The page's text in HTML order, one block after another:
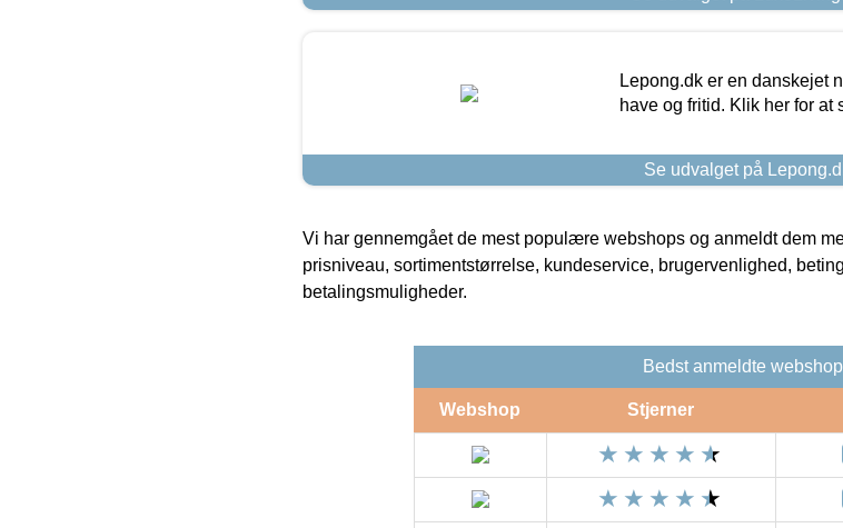
Lepong.dk er en danskejet
have og fritid. Klik her for at
Se udvalget på
Vi har gennemgået de mest populære webshops og anmeldt dem
prisniveau, sortimentstørrelse, kundeservice, brugervenlighed,
betalingsmuligheder.
Bedst anmeldte
Webshop Stjerner